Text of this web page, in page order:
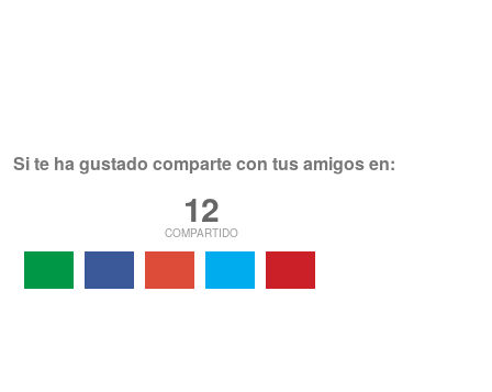
Si te ha gustado comparte con tus amigos en:
12
COMPARTIDO